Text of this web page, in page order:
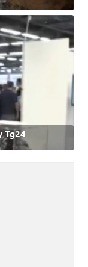
Tg24